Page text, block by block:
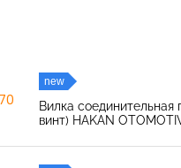
new
Вилка соединительная
винт) HAKAN